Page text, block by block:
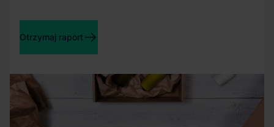
Otrzymaj raport